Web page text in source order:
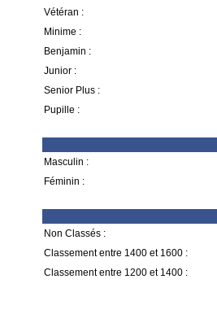
Vétéran :
Minime :
Benjamin :
Junior :
Senior Plus :
Pupille :
Masculin :
Féminin :
Non Classés :
Classement entre 1400 et 1600 :
Classement entre 1200 et 1400 :